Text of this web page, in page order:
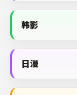
韩影
日漫